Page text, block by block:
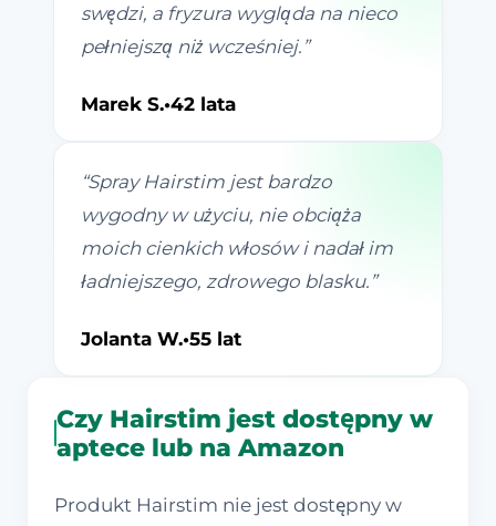
swędzi, a fryzura wygląda na nieco
pełniejszą niż wcześniej. ”
Marek S.•42 lata
“Spray Hairstim jest bardzo
wygodny w użyciu, nie obciąża
moich cienkich włosów i nadał im
ładniejszego, zdrowego blasku. ”
Jolanta W.•55 lat
Czy Hairstim jest dostępny w
aptece lub na Amazon
Produkt Hairstim nie jest dostępny w